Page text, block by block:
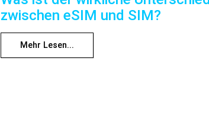
zwischen eSIM und SIM?
Mehr Lesen...